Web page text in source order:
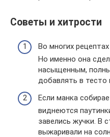
Советы и хитрости
Во многих
Но именно она
насыщенным,
добавлять в
Если манка
виднеются
завелись жучки. В
выжаривали на